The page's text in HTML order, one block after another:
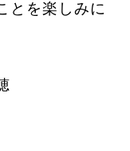
とを楽しみに